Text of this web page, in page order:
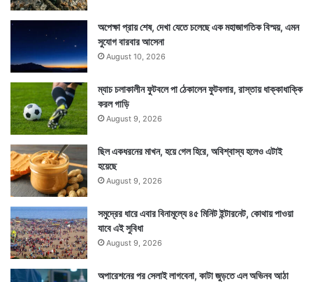
Divya Deshmukh
অপেক্ষা প্রায় শেষ, দেখা যেতে চলেছে এক মহাজাগতিক বিস্ময়, এমন
সুযোগ বারবার আসেনা
August 10, 2026
ম্যাচ চলাকালীন ফুটবলে পা ঠেকালেন ফুটবলার, রাস্তায় ধাক্কাধাক্কি
করল গাড়ি
August 9, 2026
ছিল একধরনের মাখন, হয়ে গেল হিরে, অবিশ্বাস্য হলেও এটাই
হয়েছে
August 9, 2026
সমুদ্রের ধারে এবার বিনামূল্যে ৪৫ মিনিট ইন্টারনেট, কোথায় পাওয়া
যাবে এই সুবিধা
August 9, 2026
অপারেশনের পর সেলাই লাগবেনা, কাটা জুড়তে এল অভিনব আঠা